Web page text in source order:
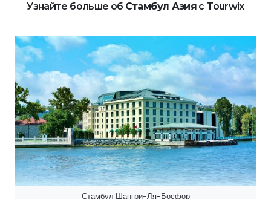
Узнайте больше об Стамбул Азия с Tourwix
Стамбул Шангри-Ля-Босфор